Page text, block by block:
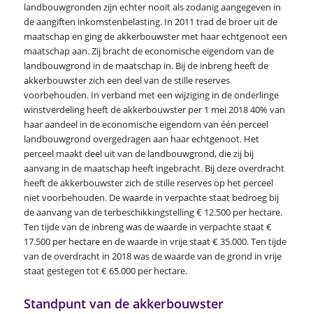
landbouwgronden zijn echter nooit als zodanig aangegeven in
de aangiften inkomstenbelasting. In 2011 trad de broer uit de
maatschap en ging de akkerbouwster met haar echtgenoot een
maatschap aan. Zij bracht de economische eigendom van de
landbouwgrond in de maatschap in. Bij de inbreng heeft de
akkerbouwster zich een deel van de stille reserves
voorbehouden. In verband met een wijziging in de onderlinge
winstverdeling heeft de akkerbouwster per 1 mei 2018 40% van
haar aandeel in de economische eigendom van één perceel
landbouwgrond overgedragen aan haar echtgenoot. Het
perceel maakt deel uit van de landbouwgrond, die zij bij
aanvang in de maatschap heeft ingebracht. Bij deze overdracht
heeft de akkerbouwster zich de stille reserves op het perceel
niet voorbehouden. De waarde in verpachte staat bedroeg bij
de aanvang van de terbeschikkingstelling € 12.500 per hectare.
Ten tijde van de inbreng was de waarde in verpachte staat €
17.500 per hectare en de waarde in vrije staat € 35.000. Ten tijde
van de overdracht in 2018 was de waarde van de grond in vrije
staat gestegen tot € 65.000 per hectare.
Standpunt van de akkerbouwster